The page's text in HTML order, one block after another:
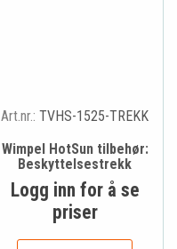
Art.nr.: TVHS-1525-TREKK
Wimpel HotSun tilbehør:
Beskyttelsestrekk
Logg inn for å se
priser